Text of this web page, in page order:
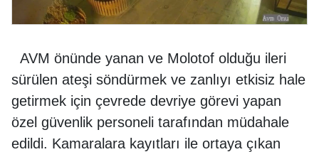
AVM önünde yanan ve Molotof olduğu ileri
sürülen ateşi söndürmek ve zanlıyı etkisiz hale
getirmek için çevrede devriye görevi yapan
özel güvenlik personeli tarafından müdahale
edildi. Kamaralara kayıtları ile ortaya çıkan